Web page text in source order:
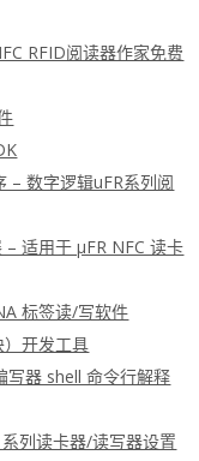
RFID阅读器作家免费
– 数字逻辑uFR系列阅
适用于 μFR NFC 读卡
标签读/写软件
开发工具
写器 shell 命令行解释
列读卡器/读写器设置